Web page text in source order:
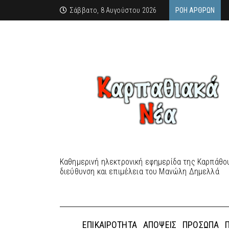
Σάββατο, 8 Αυγούστου 2026 ΡΟΉ ΆΡΘΡΩΝ
Καθημερινή ηλεκτρονική εφημερίδα της
διεύθυνση και επιμέλεια του Μανώλη Δημελλά
ΕΠΙΚΑΙΡΌΤΗΤΑ ΑΠΌΨΕΙΣ ΠΡΌΣΩΠΑ